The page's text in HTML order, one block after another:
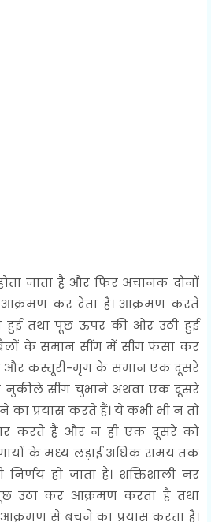
जाता है और फिर अचानक दोनों
कर देता है। आक्रमण करते
हुई तथा पूंछ ऊपर की ओर उठी हुई
के समान सींग में सींग फंसा कर
और कस्तूरी-मृग के समान एक दूसरे
सींग चुभाने अथवा एक दूसरे
प्रयास करते हैं। ये कभी भी न तो
करते हैं और न ही एक दूसरे को
के मध्य लड़ाई अधिक समय तक
हो जाता है। शक्तिशाली नर
उठा कर आक्रमण करता है तथा
से बचने का प्रयास करता है।